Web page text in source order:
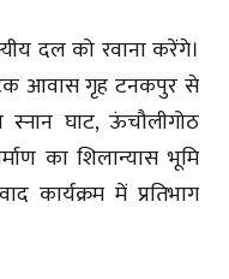
दल को रवाना करेंगे।
आवास गृह टनकपुर से
घाट, ऊंचौलीगोठ
का शिलान्यास भूमि
कार्यक्रम में प्रतिभाग